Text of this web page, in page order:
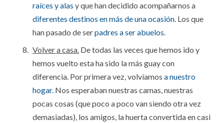
raíces y alas y que han decidido acompañarnos a
diferentes destinos en más de una ocasión. Los que
han pasado de serpadres a ser abuelos.
Volver a casa. De todas las veces que hemos ido y
hemos vuelto esta ha sido la más guay con
diferencia. Por primera vez, volvíamos a nuestro
hogar. Nos esperaban nuestras camas, nuestras
pocas cosas (que poco a poco van siendo otra vez
demasiadas), los amigos, la huerta convertida en casi